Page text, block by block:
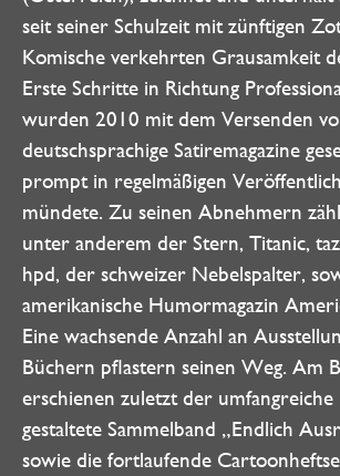
seit seiner Schulzeit mit zünftigen
Komische verkehrten Grausamkeit
Erste Schritte in Richtung
wurden 2010 mit dem Versenden
deutschsprachige Satiremagazine
prompt in regelmäßigen
mündete. Zu seinen Abnehmern
unter anderem der Stern, Titanic,
hpd, der schweizer Nebelspalter,
amerikanische Humormagazin
Eine wachsende Anzahl an
Büchern pflastern seinen Weg. Am
erschienen zuletzt der
gestaltete Sammelband „Endlich
sowie die fortlaufende